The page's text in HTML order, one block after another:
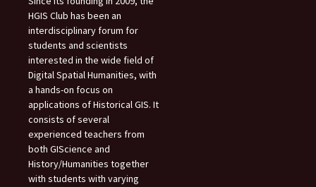
HGIS Club has been an
interdisciplinary forum for
students and scientists
interested in the wide field of
Digital Spatial Humanities, with
a hands-on focus on
applications of Historical GIS. It
consists of several
experienced teachers from
both GIScience and
History/Humanities together
with students with varying